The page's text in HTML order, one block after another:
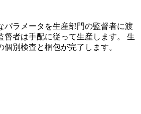
パラメータを生産部門の監督者に渡
督者は手配に従って生産します。 生
個別検査と梱包が完了します。